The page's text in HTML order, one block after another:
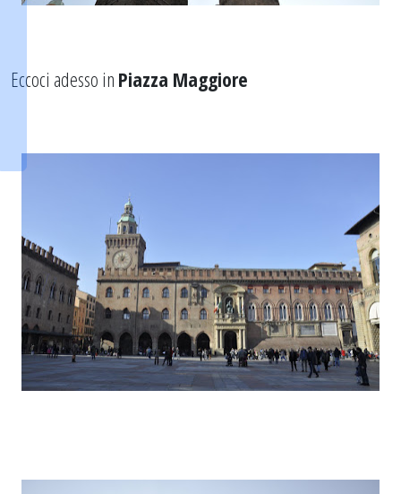
Eccoci adesso in Piazza Maggiore